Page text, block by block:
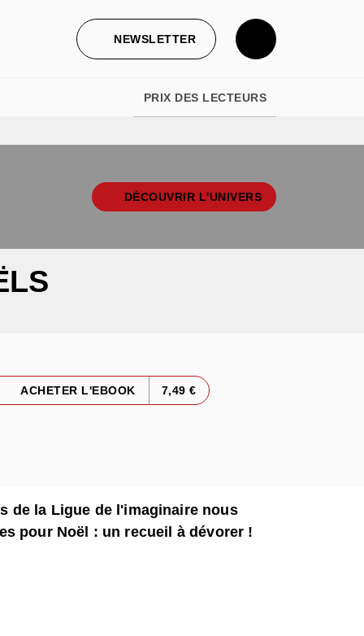
NEWSLETTER
PRIX DES LECTEURS
DÉCOUVRIR L'UNIVERS
ACHETER L'EBOOK 7,49 €
de la Ligue de l'imaginaire nous
pour Noël : un recueil à dévorer !